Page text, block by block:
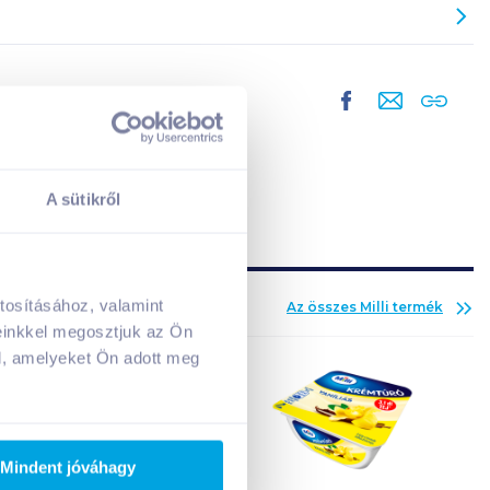
A sütikről
valamint
megosztjuk az Ön
amelyeket Ön adott meg
Mindent jóváhagy
Az összes Milli termék